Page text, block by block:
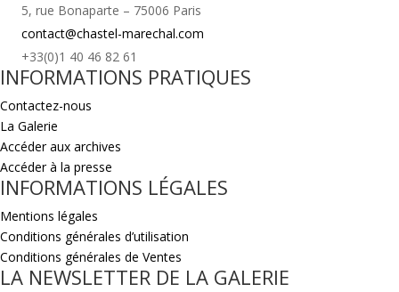
5, rue Bonaparte – 75006 Paris
contact@chastel-marechal.com
+33(0)1 40 46 82 61
INFORMATIONS PRATIQUES
Contactez-nous
La Galerie
Accéder aux archives
Accéder à la presse
INFORMATIONS LÉGALES
Mentions légales
Conditions générales d’utilisation
Conditions générales de Ventes
LA NEWSLETTER DE LA GALERIE